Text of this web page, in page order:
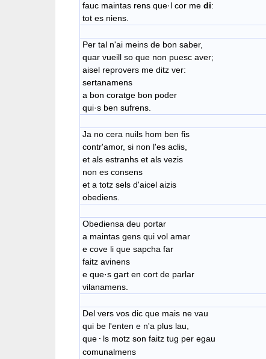
​fauc maintas rens que·l cor me di:
tot es niens.
Per tal n'ai meins de bon saber,
quar vueill so que non puesc aver;
aisel reprovers me ditz ver:
sertanamens
​a bon coratge bon poder
qui·s ben sufrens.
Ja no cera nuils hom ben fis
contr'amor, si non l'es aclis,
et als estranhs et als vezis
non es consens
et a totz sels d'aicel aizis
obediens.
Obediensa deu portar
​a maintas gens qui vol amar
e cove li que sapcha far
faitz avinens
e que·​s gart en cort de parlar
vilanamens.
Del vers vos dic que mais ne vau
qui be l'enten e n'a plus lau,
que· ls motz son faitz tug per egau
comunalmens